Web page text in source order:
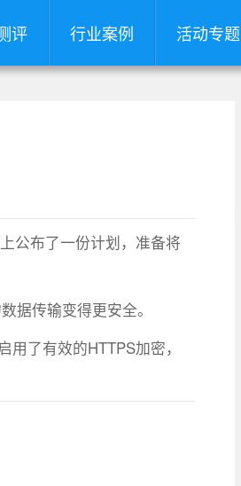
评 行业案例 活动专题
公布了一份计划，准备将
传输变得更安全。
了有效的HTTPS加密，